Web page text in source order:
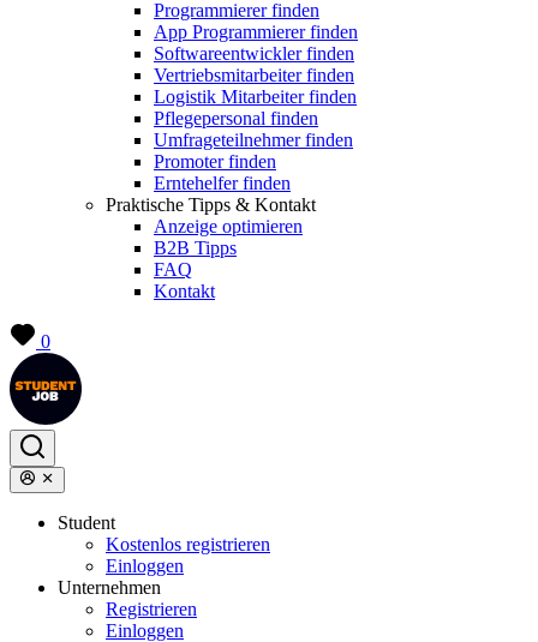
Programmierer finden
App Programmierer finden
Softwareentwickler finden
Vertriebsmitarbeiter finden
Logistik Mitarbeiter finden
Pflegepersonal finden
Umfrageteilnehmer finden
Promoter finden
Erntehelfer finden
Praktische Tipps & Kontakt
Anzeige optimieren
B2B Tipps
FAQ
Kontakt
0
Student
Kostenlos registrieren
Einloggen
Unternehmen
Registrieren
Einloggen